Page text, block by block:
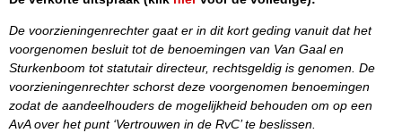
De voorzieningenrechter gaat er in dit kort geding vanuit dat het
voorgenomen besluit tot de benoemingen van Van Gaal en
Sturkenboom tot statutair directeur, rechtsgeldig is genomen. De
voorzieningenrechter schorst deze voorgenomen benoemingen
zodat de aandeelhouders de mogelijkheid behouden om op een
AvA over het punt ‘Vertrouwen in de RvC’ te beslissen.